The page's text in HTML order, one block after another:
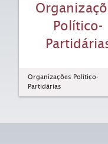
Político-
Organizações Político-
Partidárias